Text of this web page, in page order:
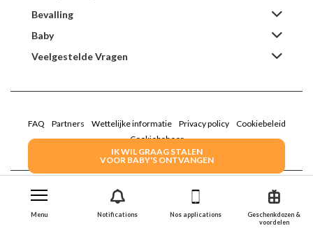
Geschenkdozen &
voordelen
Nos applications
Notifications
Menu
IK WIL GRAAG STALEN
VOOR BABY'S ONTVANGEN
Bevalling
Baby
Veelgestelde Vragen
FAQ Partners Wettelijke informatie Privacy policy
Cookiebeleid
Cookiebeheer
2022 Family Service - De Roze Doos